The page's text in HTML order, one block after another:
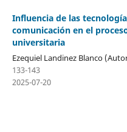
Influencia de las
comunicación en el
universitaria
Ezequiel Landinez Blanco
133-143
2025-07-20